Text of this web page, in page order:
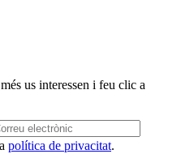
us interessen i feu clic a
política de privacitat.